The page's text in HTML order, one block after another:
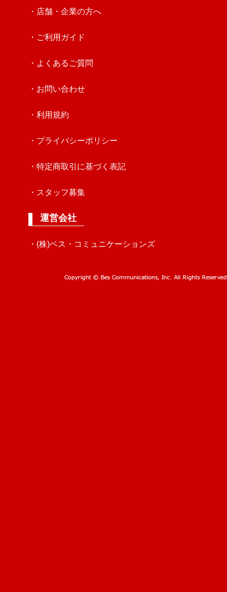
・店舗・企業の方へ
・ご利用ガイド
・よくあるご質問
・お問い合わせ
・利用規約
・プライバシーポリシー
・特定商取引に基づく表記
・スタッフ募集
運営会社
・(株)ベス・コミュニケーションズ